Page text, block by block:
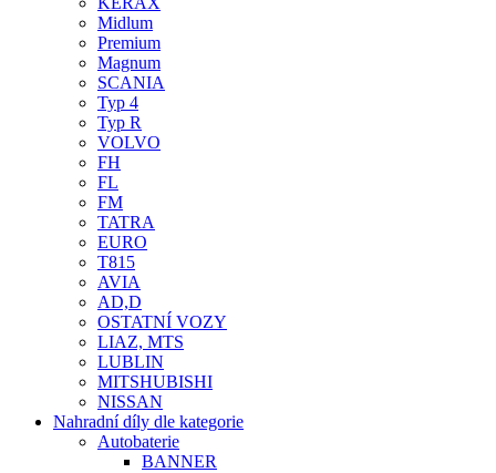
Midlum
Premium
Magnum
SCANIA
Typ 4
Typ R
VOLVO
FH
FL
FM
TATRA
EURO
T815
AVIA
AD,D
OSTATNÍ VOZY
LIAZ, MTS
LUBLIN
MITSHUBISHI
NISSAN
Nahradní díly dle kategorie
Autobaterie
BANNER